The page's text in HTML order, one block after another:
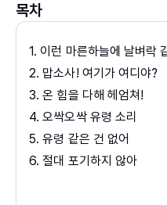
들어요. 귀여운 캐릭터와 상
예요. 각 캐릭터의 그림을
하거나, 벽을 통과하지 못해
여 문 밑을 통과하는 유령
신비하고 미스터리한 이야
학교 도서관 저널
목차
1. 이런 마른하늘에 날벼락
2. 맙소사! 여기가 여디야?
3. 온 힘을 다해 헤엄쳐!
4. 오싹오싹 유령 소리
5. 유령 같은 건 없어
6. 절대 포기하지 않아